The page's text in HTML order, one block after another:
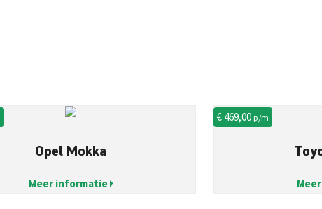
Opel Mokka
Meer informatie
€ 469,00p/m